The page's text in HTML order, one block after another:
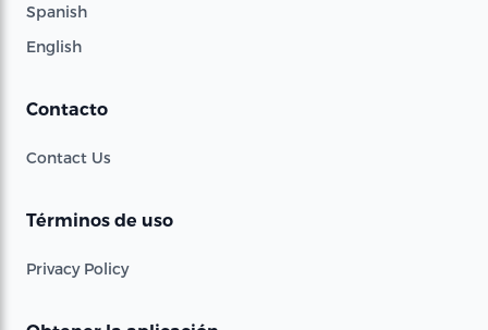
Spanish
English
Contacto
Contact Us
Términos de uso
Privacy Policy